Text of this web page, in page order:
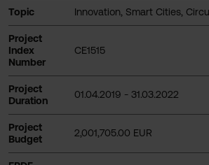
Topic Innovation, Smart Cities,
Project
Index
Number
CE1515
Project
Duration
01.04.2019 - 31.03.2022
Project
Budget
2,001,705.00 EUR